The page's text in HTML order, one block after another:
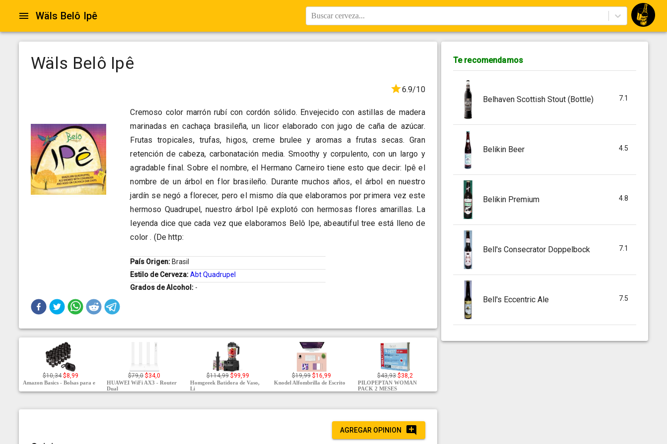
Wäls Belô Ipê Buscar cerveza...
Wäls Belô Ipê
6.9/10
Cremoso color marrón rubí con cordón sólido. Envejecido con astillas de madera
marinadas en cachaça brasileña, un licor elaborado con jugo de caña de azúcar.
Frutas tropicales, trufas, higos, creme brulee y aromas a frutas secas. Gran
retención de cabeza, carbonatación media. Smoothy y corpulento, con un largo y
agradable final. Sobre el nombre, el Hermano Carneiro tiene esto que decir: Ipê el
nombre de un árbol en flor brasileño. Durante muchos años, el árbol en nuestro
jardín se negó a florecer, pero el mismo día que elaboramos por primera vez este
hermoso Quadrupel, nuestro árbol Ipê explotó con hermosas flores amarillas. La
leyenda dice que cada vez que elaboramos Belô Ipe, abeautiful tree está lleno de
color . (De http:
País Origen: Brasil
Estilo de Cerveza:Abt Quadrupel
Grados de Alcohol: -
$10,34 $8,99
Amazon Basics - Bolsas para e
$79,0 $34,0
HUAWEI WiFi AX3 - Router
Dual
$114,99 $99,99
Homgeeek Batidora de Vaso,
Li
$19,99 $16,99
Knodel Alfombrilla de Escrito
$43,93 $38,2
PILOPEPTAN WOMAN
PACK 2 MESES
AGREGAR OPINION
Te recomendamos
Belhaven Scottish Stout (Bottle) 7.1
Belikin Beer 4.5
Belikin Premium 4.8
Bell's Consecrator Doppelbock 7.1
Bell's Eccentric Ale 7.5